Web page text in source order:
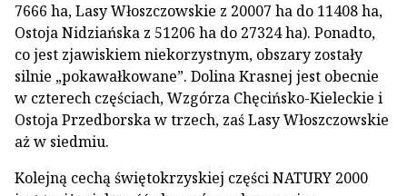
7666 ha, Lasy Włoszczowskie z 20007 ha do 11408 ha,
Ostoja Nidziańska z 51206 ha do 27324 ha). Ponadto,
co jest zjawiskiem niekorzystnym, obszary zostały
silnie „pokawałkowane”. Dolina Krasnej jest obecnie
w czterech częściach, Wzgórza Chęcińsko-Kieleckie i
Ostoja Przedborska w trzech, zaś Lasy Włoszczowskie
aż w siedmiu.
Kolejną cechą świętokrzyskiej części NATURY 2000